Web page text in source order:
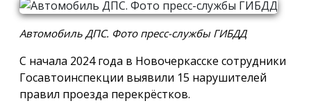
Автомобиль ДПС. Фото пресс-службы ГИБДД
С начала 2024 года в Новочеркасске сотрудники
Госавтоинспекции выявили 15 нарушителей
правил проезда перекрёстков.